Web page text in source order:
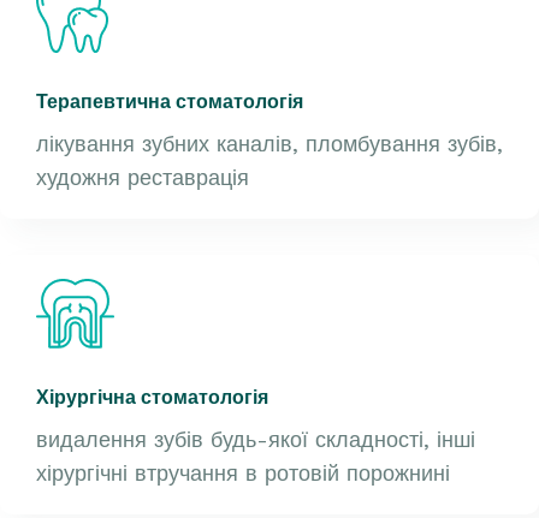
Терапевтична стоматологія
лікування зубних каналів, пломбування зубів,
художня реставрація
Хірургічна стоматологія
видалення зубів будь-якої складності, інші
хірургічні втручання в ротовій порожнині